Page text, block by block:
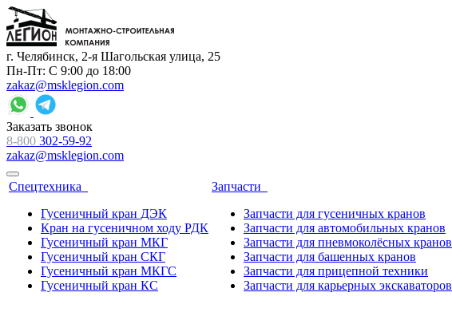
г. Челябинск, 2-я Шагольская улица, 25
Пн-Пт: С 9:00 до 18:00
zakaz@msklegion.com
Заказать звонок
8-800 302-59-92
zakaz@msklegion.com
Спецтехника
Гусеничный кран ДЭК
Кран на гусеничном ходу РДК
Гусеничный кран МКГ
Гусеничный кран СКГ
Гусеничный кран МКГС
Гусеничный кран КС
Запчасти
Запчасти для гусеничных кранов
Запчасти для автомобильных кранов
Запчасти для пневмоколёсных кранов
Запчасти для башенных кранов
Запчасти для прицепной техники
Запчасти для карьерных экскаваторов